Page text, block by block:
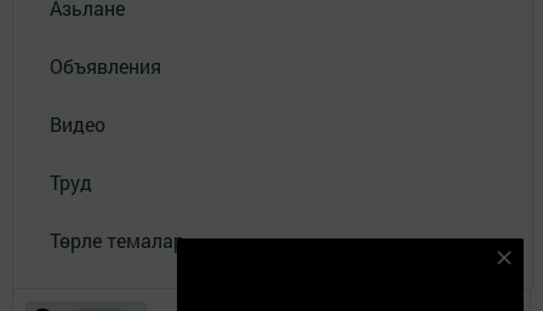
Азьлане
Объявления
Видео
Труд
Төрле темалар